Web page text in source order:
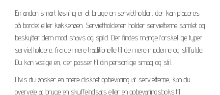
En anden smart løsning er at bruge en servietholder, der kan placeres
på bordet eller køkkenøen. Servietholderen holder servietterne samlet og
beskytter dem mod snavs og spild. Der findes mange forskellige typer
servietholdere, fra de mere traditionelle til de mere moderne og stilfulde.
Du kan vælge en, der passer til din personlige smag og stil.
Hvis du ønsker en mere diskret opbevaring af servietterne, kan du
overveje at bruge en skuffeindsats eller en opbevaringsboks til